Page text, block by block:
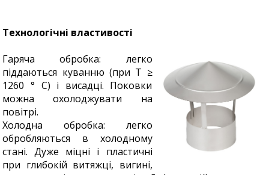
Технологічні властивості
Гаряча обробка: легко
піддаються куванню (при Т ≥
1260 ° C) і висадці. Поковки
можна охолоджувати на
повітрі.
Холодна обробка: легко
обробляються в холодному
стані. Дуже міцні і пластичні
при глибокій витяжці, вигині,